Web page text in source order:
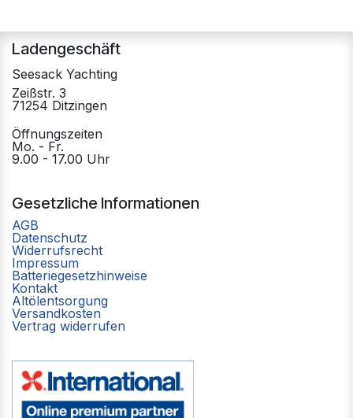
Ladengeschäft
Seesack Yachting
Zeißstr. 3
71254 Ditzingen
Öffnungszeiten
Mo. - Fr.
9.00 - 17.00 Uhr
Gesetzliche Informationen
AGB
Datenschutz
Widerrufsrecht
Impressum
Batteriegesetzhinweise
Kontakt
Altölentsorgung
Versandkosten
Vertrag widerrufen